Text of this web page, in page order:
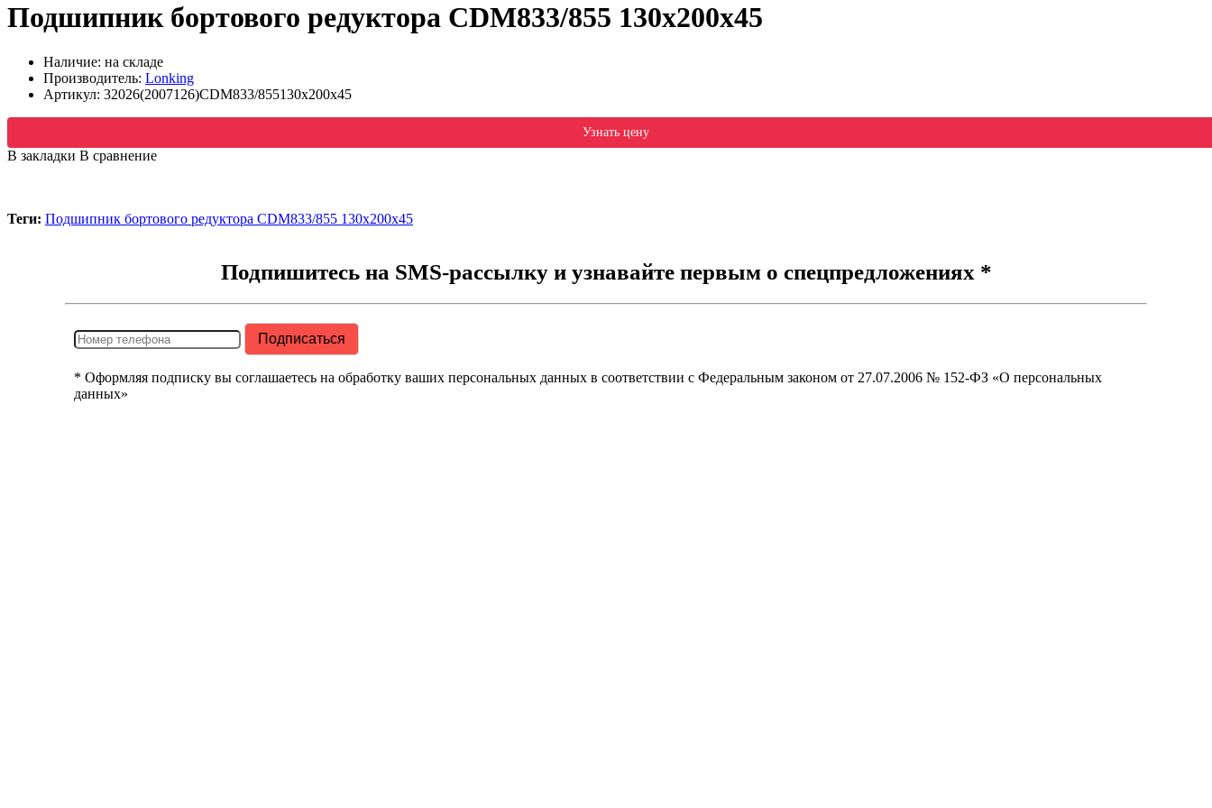
Подшипник бортового редуктора CDM833/855 130х200х45
Наличие: на складе
Производитель: Lonking
Артикул: 32026(2007126)CDM833/855130х200х45
Узнать цену
В закладки В сравнение
Теги: Подшипник бортового редуктора CDM833/855 130х200х45
Подпишитесь на SMS-рассылку и узнавайте первым о спецпредложениях *
* Оформляя подписку вы соглашаетесь на обработку ваших персональных данных в соответствии с Федеральным законом от 27.07.2006 № 152-ФЗ «О персональных
данных»